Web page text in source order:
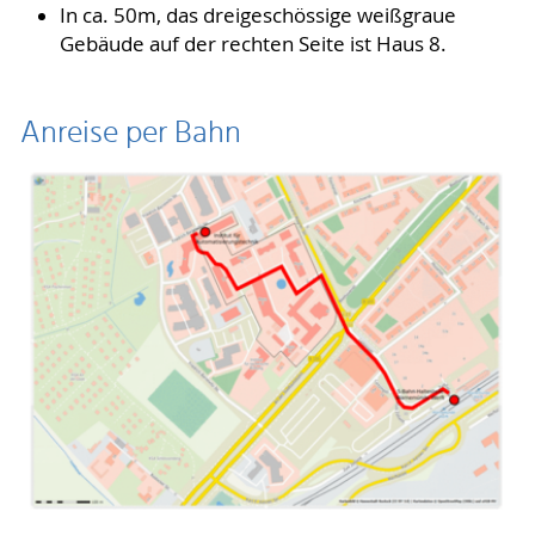
In ca. 50m, das dreigeschössige weißgraue
Gebäude auf der rechten Seite ist Haus 8.
Anreise per Bahn